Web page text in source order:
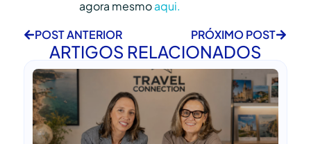
agora mesmoaqui.
POST ANTERIOR
PRÓXIMO POST
ARTIGOS RELACIONADOS